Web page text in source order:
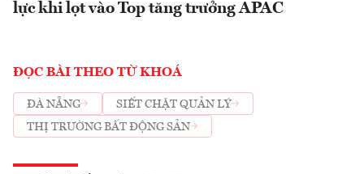
lực khi lọt vào Top tăng trưởng APAC
ĐỌC BÀI THEO TỪ KHOÁ
ĐÀ NẴNG
SIẾT CHẶT QUẢN LÝ
THỊ TRƯỜNG BẤT ĐỘNG SẢN